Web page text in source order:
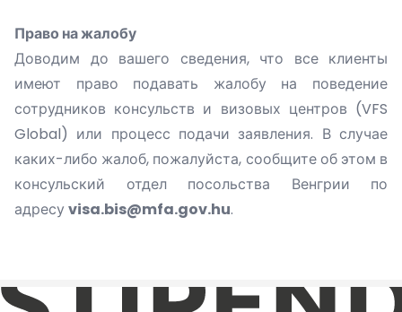
Право на жалобу
Доводим до вашего сведения, что все клиенты
имеют право подавать жалобу на поведение
сотрудников консульств и визовых центров (VFS
Global) или процесс подачи заявления. В случае
каких-либо жалоб, пожалуйста, сообщите об этом в
консульский отдел посольства Венгрии по
адресу visa.bis@mfa.gov.hu.